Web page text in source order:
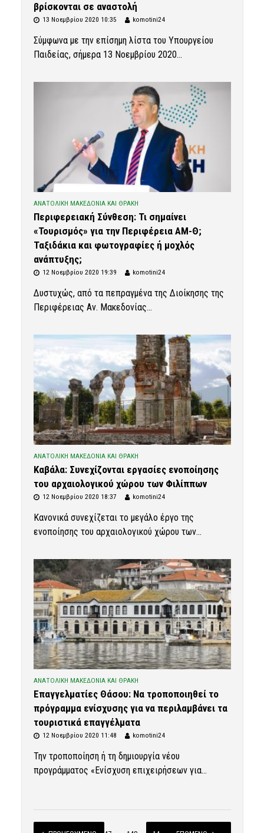
βρίσκονται σε αναστολή
13 Νοεμβρίου 2020 10:35 komotini24
Σύμφωνα με την επίσημη λίστα του Υπουργείου
Παιδείας, σήμερα 13 Νοεμβρίου 2020...
ΑΝΑΤΟΛΙΚΗ ΜΑΚΕΔΟΝΙΑ ΚΑΙ ΘΡΑΚΗ
Περιφερειακή Σύνθεση: Τι σημαίνει
«Τουρισμός» για την Περιφέρεια ΑΜ-Θ;
Ταξιδάκια και φωτογραφίες ή μοχλός
ανάπτυξης;
12 Νοεμβρίου 2020 19:39 komotini24
Δυστυχώς, από τα πεπραγμένα της Διοίκησης της
Περιφέρειας Αν. Μακεδονίας...
ΑΝΑΤΟΛΙΚΗ ΜΑΚΕΔΟΝΙΑ ΚΑΙ ΘΡΑΚΗ
Καβάλα: Συνεχίζονται εργασίες ενοποίησης
του αρχαιολογικού χώρου των Φιλίππων
12 Νοεμβρίου 2020 18:37 komotini24
Κανονικά συνεχίζεται το μεγάλο έργο της
ενοποίησης του αρχαιολογικού χώρου των...
ΑΝΑΤΟΛΙΚΗ ΜΑΚΕΔΟΝΙΑ ΚΑΙ ΘΡΑΚΗ
Επαγγελματίες Θάσου: Να τροποποιηθεί το
πρόγραμμα ενίσχυσης για να περιλαμβάνει τα
τουριστικά επαγγέλματα
12 Νοεμβρίου 2020 11:48 komotini24
Την τροποποίηση ή τη δημιουργία νέου
προγράμματος «Ενίσχυση επιχειρήσεων για...